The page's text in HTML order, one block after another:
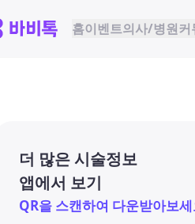
홈이벤트의사/병원커
더 많은 시술정보
앱에서 보기
QR을 스캔하여 다운받아보세